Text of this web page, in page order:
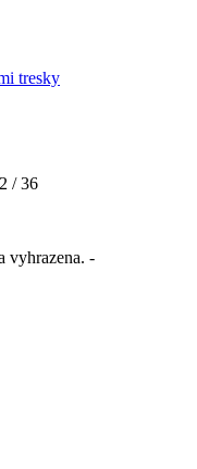
/ 36
vyhrazena. -